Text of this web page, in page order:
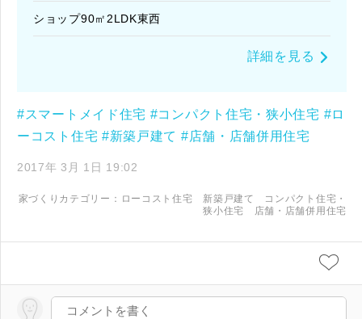
ショップ90㎡2LDK東西
詳細を見る
#スマートメイド住宅 #コンパクト住宅・狭小住宅 #ロ
ーコスト住宅 #新築戸建て #店舗・店舗併用住宅
2017年 3月 1日 19:02
家づくりカテゴリー： ローコスト住宅 新築戸建て
コンパクト住宅・
狭小住宅
店舗・店舗併用住宅